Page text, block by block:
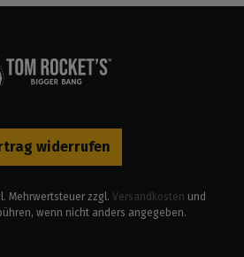
widerrufen
Mehrwertsteuer zzgl. Versandkosten und
wenn nicht anders angegeben.